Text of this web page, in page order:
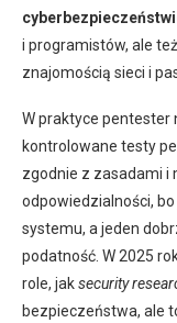
i programistów, ale
znajomością sieci i
W praktyce pentester
kontrolowane testy
zgodnie z zasadami i
odpowiedzialności, bo
systemu, a jeden
podatność. W 2025
role, jaksecurity
bezpieczeństwa, ale